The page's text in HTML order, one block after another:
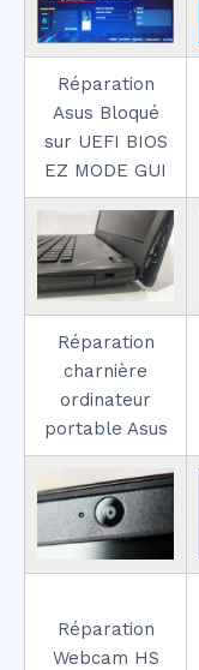
Réparation
Asus Bloqué
sur UEFI BIOS
EZ MODE GUI
Réparation
charnière
ordinateur
portable Asus
Réparation
Webcam HS